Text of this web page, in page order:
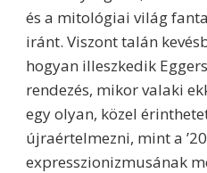
és a mitológiai világ
iránt. Viszont talán
hogyan illeszkedik
rendezés, mikor valaki
egy olyan, közel
újraértelmezni, mint a
expresszionizmusának